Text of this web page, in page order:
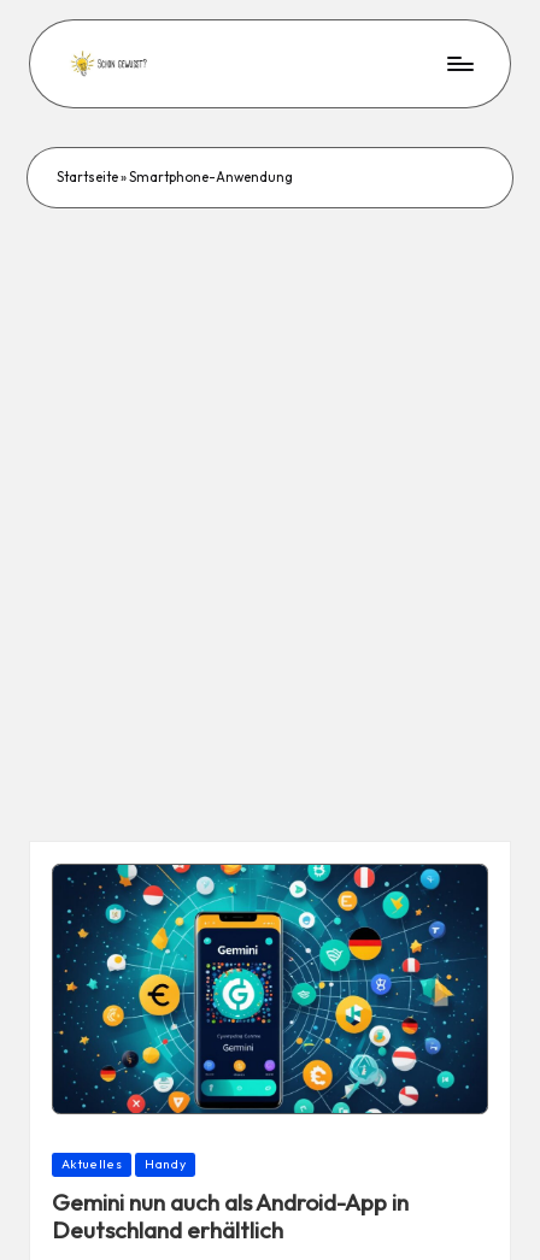
Startseite»Smartphone-Anwendung
Posted
Aktuelles Handy
Gemini nun auch als Android-App in
Deutschland erhältlich